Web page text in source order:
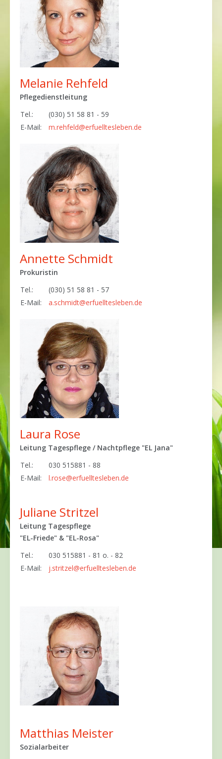
Melanie Rehfeld
Pflegedienstleitung
Tel.:
(030) 51 58 81 - 59
E-Mail:
m.rehfeld@erfuelltesleben.de
Annette Schmidt
Prokuristin
Tel.:
(030) 51 58 81 - 57
E-Mail:
a.schmidt@erfuelltesleben.de
Laura Rose
Leitung Tagespflege / Nachtpflege "EL Jana"
Tel.:
030 515881 - 88
E-Mail:
l.rose@erfuelltesleben.de
Juliane Stritzel
Leitung Tagespflege
"EL-Friede" & "EL-Rosa"
Tel.:
030 515881 - 81 o. - 82
E-Mail:
j.stritzel@erfuelltesleben.de
Matthias Meister
Sozialarbeiter